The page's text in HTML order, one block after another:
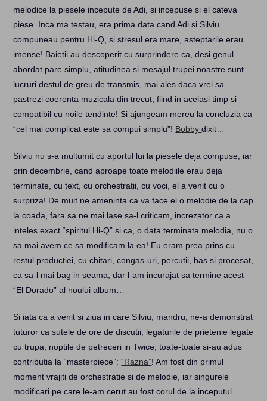
melodice la piesele incepute de Adi, si incepuse si el cateva
piese. Inca ma testau, era prima data cand Adi si Silviu
compuneau pentru Hi-Q, si stresul era mare, asteptarile erau
imense! Baietii au descoperit cu surprindere ca, desi genul
abordat pare simplu, atitudinea si mesajul trupei noastre sunt
lucruri destul de greu de transmis, mai ales daca vrei sa
pastrezi coerenta muzicala din trecut, fiind in acelasi timp si
compatibil cu noile tendinte! Si ajungeam mereu la concluzia ca
“cel mai complicat este sa compui simplu”! Bobbydixit…
Silviu nu s-a multumit cu aportul lui la piesele deja compuse, iar
prin decembrie, cand aproape toate melodiile erau deja
terminate, cu text, cu orchestratii, cu voci, el a venit cu o
surpriza! De mult ne ameninta ca va face el o melodie de la cap
la coada, fara sa ne mai lase sa-l criticam, increzator ca a
inteles exact “spiritul Hi-Q” si ca, o data terminata melodia, nu o
sa mai avem ce sa modificam la ea! Eu eram prea prins cu
restul productiei, cu chitari, congas-uri, percutii, bas si procesat,
ca sa-l mai bag in seama, dar l-am incurajat sa termine acest
“El Dorado” al noului album…
Si iata ca a venit si ziua in care Silviu, mandru, ne-a demonstrat
tuturor ca sutele de ore de discutii, legaturile de prietenie legate
cu trupa, noptile de petreceri in Twice, toate-toate si-au adus
contributia la “masterpiece”:“Razna”! Am fost din primul
moment vrajiti de orchestratie si de melodie, iar singurele
modificari pe care le-am cerut au fost corul de la inceputul